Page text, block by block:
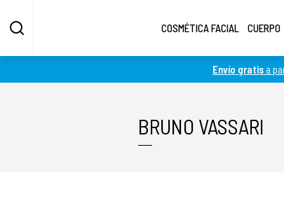
Envío gratis a
COSMÉTICA FACIAL CUERPO
BRUNO VASSARI